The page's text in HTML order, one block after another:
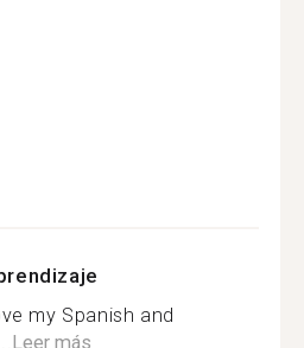
my Spanish and
Leer más